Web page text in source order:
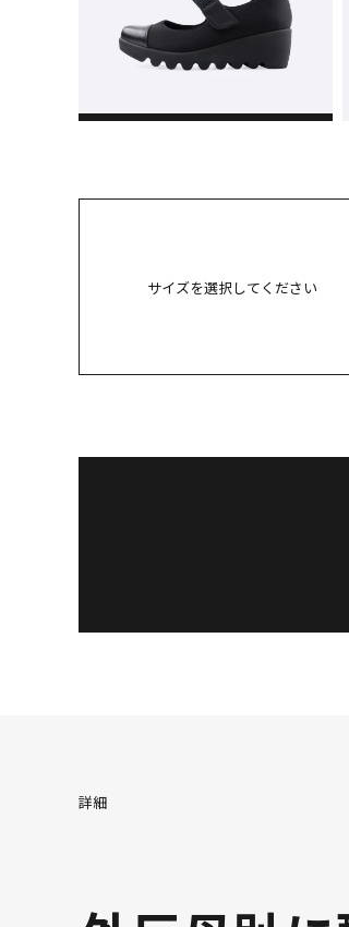
サイズを選択してください
22.5cm
23cm
23.5cm
詳細